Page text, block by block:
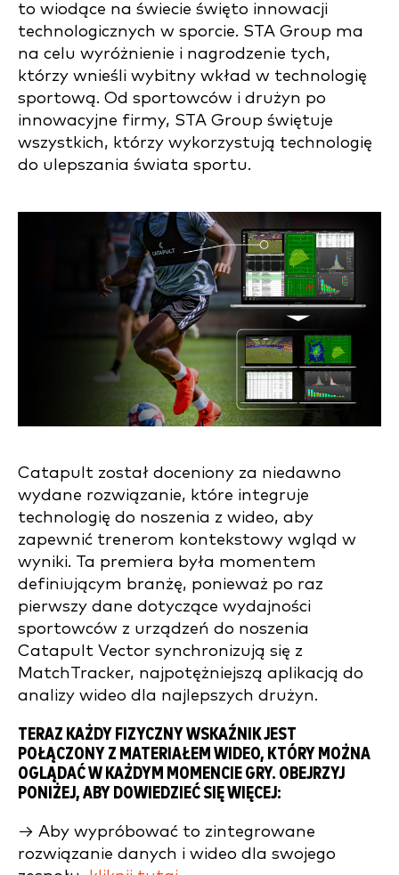
to wiodące na świecie święto innowacji
technologicznych w sporcie. STA Group ma
na celu wyróżnienie i nagrodzenie tych,
którzy wnieśli wybitny wkład w technologię
sportową. Od sportowców i drużyn po
innowacyjne firmy, STA Group świętuje
wszystkich, którzy wykorzystują technologię
do ulepszania świata sportu.
Catapult został doceniony za niedawno
wydane rozwiązanie, które integruje
technologię do noszenia z wideo, aby
zapewnić trenerom kontekstowy wgląd w
wyniki. Ta premiera była momentem
definiującym branżę, ponieważ po raz
pierwszy dane dotyczące wydajności
sportowców z urządzeń do noszenia
Catapult Vector synchronizują się z
MatchTracker, najpotężniejszą aplikacją do
analizy wideo dla najlepszych drużyn.
TERAZ KAŻDY FIZYCZNY WSKAŹNIK JEST
POŁĄCZONY Z MATERIAŁEM WIDEO, KTÓRY MOŻNA
OGLĄDAĆ W KAŻDYM MOMENCIE GRY. OBEJRZYJ
PONIŻEJ, ABY DOWIEDZIEĆ SIĘ WIĘCEJ:
→ Aby wypróbować to zintegrowane
rozwiązanie danych i wideo dla swojego